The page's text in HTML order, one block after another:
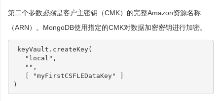
第二个参数必须是客户主密钥（CMK）的完整Amazon资源名称
（ARN）。MongoDB使用指定的CMK对数据加密密钥进行加密。
keyVault . createKey(
"local" ,
"" ,
[
"myFirstCSFLEDataKey"
]
)